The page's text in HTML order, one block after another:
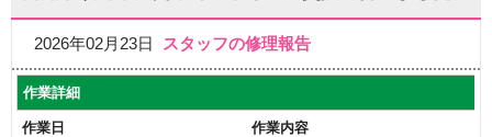
2026年02月23日 スタッフの修理報告
作業詳細
作業日
作業内容